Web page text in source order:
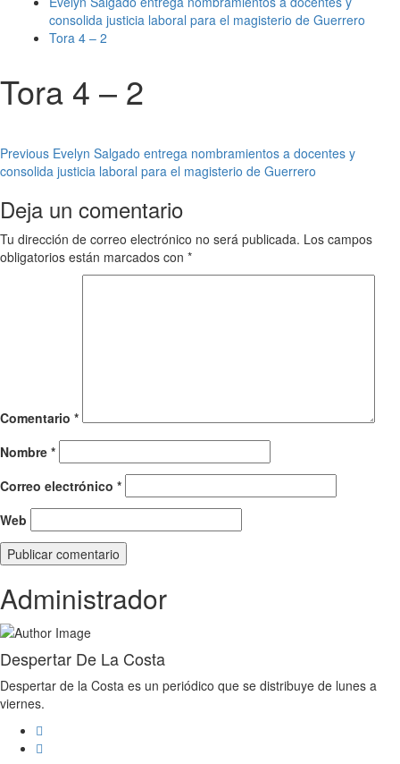
consolida justicia laboral para el magisterio de Guerrero
Tora 4 – 2
Tora 4 – 2
Post
navigation
Previous Evelyn Salgado entrega nombramientos a docentes y
consolida justicia laboral para el magisterio de Guerrero
Deja un comentario
Tu dirección de correo electrónico no será publicada. Los campos
obligatorios están marcados con *
Comentario *
Nombre *
Correo electrónico *
Web
Administrador
Despertar De La Costa
Despertar de la Costa es un periódico que se distribuye de lunes a
viernes.